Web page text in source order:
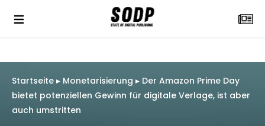
Startseite ▸ Monetarisierung ▸ Der Amazon Prime Day
bietet potenziellen Gewinn für digitale Verlage, ist aber
auch umstritten